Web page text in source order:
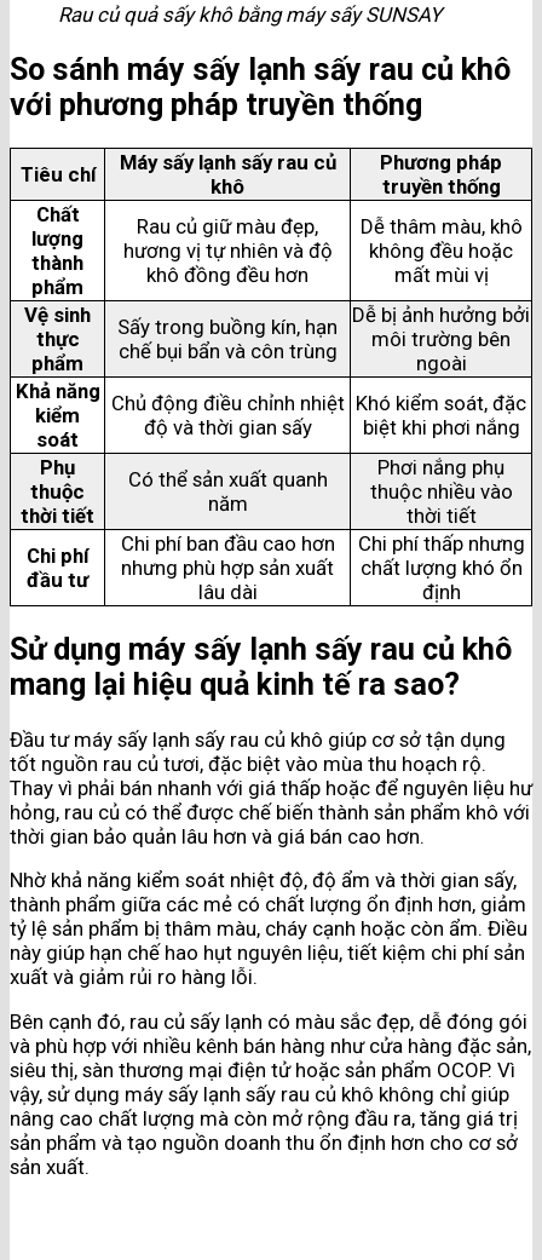
Rau củ quả sấy khô bằng máy sấy SUNSAY
So sánh máy sấy lạnh sấy rau củ khô
với phương pháp truyền thống
Tiêu chí
Máy sấy lạnh sấy rau củ
khô
Phương pháp
truyền thống
Chất
lượng
thành
phẩm
Rau củ giữ màu đẹp,
hương vị tự nhiên và độ
khô đồng đều hơn
Dễ thâm màu, khô
không đều hoặc
mất mùi vị
Vệ sinh
thực
phẩm
Sấy trong buồng kín, hạn
chế bụi bẩn và côn trùng
Dễ bị ảnh hưởng bởi
môi trường bên
ngoài
Khả năng
kiểm
soát
Chủ động điều chỉnh nhiệt
độ và thời gian sấy
Khó kiểm soát, đặc
biệt khi phơi nắng
Phụ
thuộc
thời tiết
Có thể sản xuất quanh
năm
Phơi nắng phụ
thuộc nhiều vào
thời tiết
Chi phí
đầu tư
Chi phí ban đầu cao hơn
nhưng phù hợp sản xuất
lâu dài
Chi phí thấp nhưng
chất lượng khó ổn
định
Sử dụng máy sấy lạnh sấy rau củ khô
mang lại hiệu quả kinh tế ra sao?
Đầu tư máy sấy lạnh sấy rau củ khô giúp cơ sở tận dụng
tốt nguồn rau củ tươi, đặc biệt vào mùa thu hoạch rộ.
Thay vì phải bán nhanh với giá thấp hoặc để nguyên liệu hư
hỏng, rau củ có thể được chế biến thành sản phẩm khô với
thời gian bảo quản lâu hơn và giá bán cao hơn.
Nhờ khả năng kiểm soát nhiệt độ, độ ẩm và thời gian sấy,
thành phẩm giữa các mẻ có chất lượng ổn định hơn, giảm
tỷ lệ sản phẩm bị thâm màu, cháy cạnh hoặc còn ẩm. Điều
này giúp hạn chế hao hụt nguyên liệu, tiết kiệm chi phí sản
xuất và giảm rủi ro hàng lỗi.
Bên cạnh đó, rau củ sấy lạnh có màu sắc đẹp, dễ đóng gói
và phù hợp với nhiều kênh bán hàng như cửa hàng đặc sản,
siêu thị, sàn thương mại điện tử hoặc sản phẩm OCOP. Vì
vậy, sử dụng máy sấy lạnh sấy rau củ khô không chỉ giúp
nâng cao chất lượng mà còn mở rộng đầu ra, tăng giá trị
sản phẩm và tạo nguồn doanh thu ổn định hơn cho cơ sở
sản xuất.